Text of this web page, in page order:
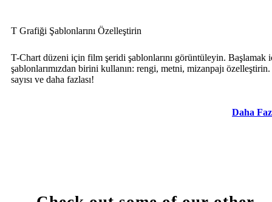
T Grafiği Şablonlarını Özelleştirin
T-Chart düzeni için film şeridi şablonlarını görüntüleyin. Başlamak
şablonlarımızdan birini kullanın: rengi, metni, mizanpajı
sayısı ve daha fazlası!
Daha